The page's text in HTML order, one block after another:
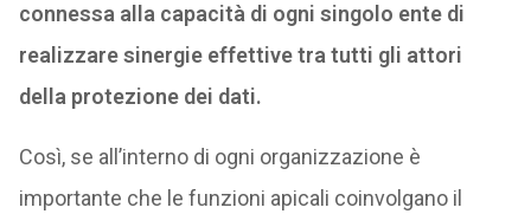
connessa alla capacità di ogni singolo ente di
realizzare sinergie effettive tra tutti gli attori
della protezione dei dati.
Così, se all’interno di ogni organizzazione è
importante che le funzioni apicali coinvolgano il